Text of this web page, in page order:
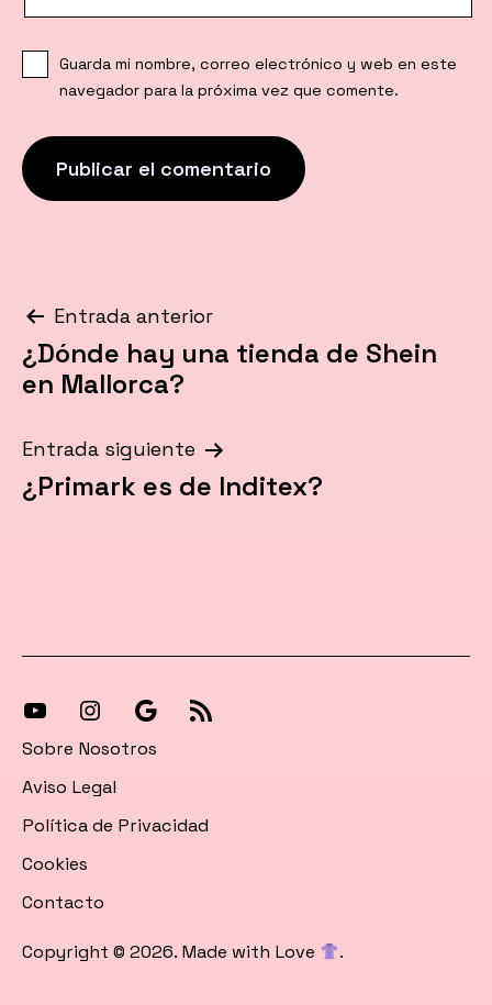
Guarda mi nombre, correo electrónico y web en este
navegador para la próxima vez que comente.
Navegación
de
Entrada anterior
¿Dónde hay una tienda de Shein
en Mallorca?
Entrada siguiente
¿Primark es de Inditex?
Copyright © 2026. Made with Love .
[27-
icon
icon=»fa
fa-
instagram»]
[27-
icon
icon=»fa
fa-
Síguenos
News
Sobre Nosotros
Aviso Legal
Política de Privacidad
Cookies
Contacto